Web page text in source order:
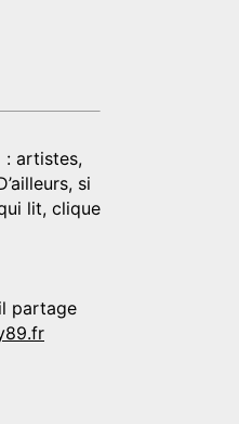
: artistes,
si
lit, clique
partage